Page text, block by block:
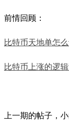
前情回顾：
比特币天地单怎
比特币上涨的逻
上一期的帖子，